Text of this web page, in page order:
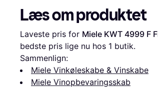
Læs om produktet
Laveste pris for Miele KWT 4999 F
bedste pris lige nu hos 1 butik.
Sammenlign:
Miele Vinkøleskabe & Vinskabe
Miele Vinopbevaringsskab